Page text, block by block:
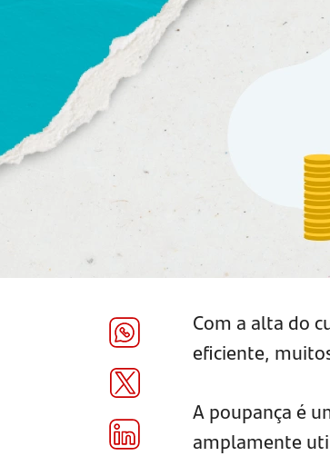
Com a alta do
eficiente,
A poupança é
amplamente